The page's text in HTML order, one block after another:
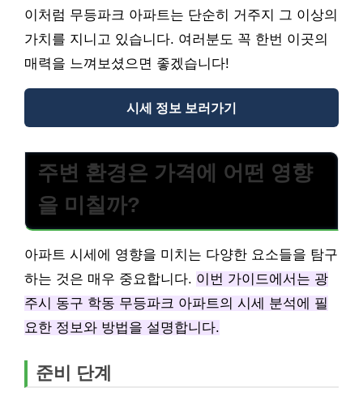
이처럼 무등파크 아파트는 단순히 거주지 그 이상의
가치를 지니고 있습니다. 여러분도 꼭 한번 이곳의
매력을 느껴보셨으면 좋겠습니다!
시세 정보 보러가기
주변 환경은 가격에 어떤 영향
을 미칠까?
아파트 시세에 영향을 미치는 다양한 요소들을 탐구
하는 것은 매우 중요합니다. 이번 가이드에서는 광
주시 동구 학동 무등파크 아파트의 시세 분석에 필
요한 정보와 방법을 설명합니다.
준비 단계